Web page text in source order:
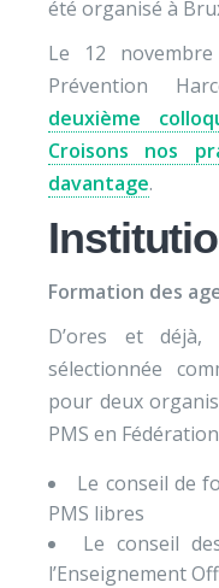
été organisé à
Le 12
Prévention
deuxième
Croisons nos
davantage.
Formation des
D’ores et
sélectionnée
pour deux
PMS en
Le conseil de
PMS libres
Le conseil
l’Enseignement